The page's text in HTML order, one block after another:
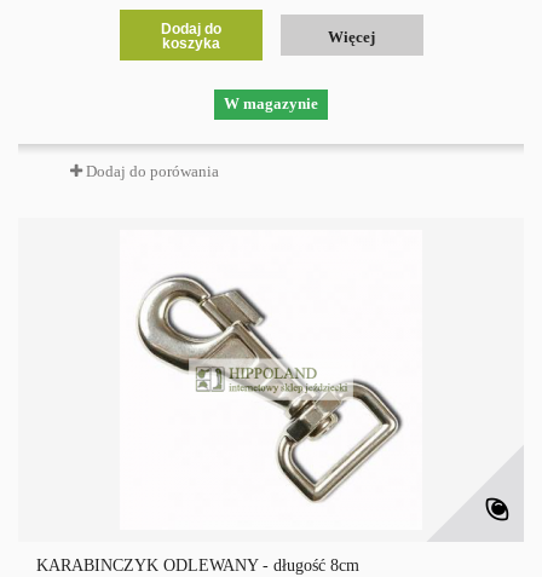
Dodaj do
koszyka
Więcej
W magazynie
Dodaj do porówania
KARABIŃCZYK ODLEWANY - długość 8cm